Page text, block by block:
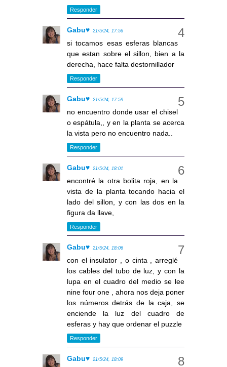
Responder
Gabu♥ 21/5/24, 17:56
si tocamos esas esferas blancas
que estan sobre el sillon, bien a la
derecha, hace falta destornillador
Responder
Gabu♥ 21/5/24, 17:59
no encuentro donde usar el chisel
o espátula,, y en la planta se acerca
la vista pero no encuentro nada..
Responder
Gabu♥ 21/5/24, 18:01
encontré la otra bolita roja, en la
vista de la planta tocando hacia el
lado del sillon, y con las dos en la
figura da llave,
Responder
Gabu♥ 21/5/24, 18:06
con el insulator , o cinta , arreglé
los cables del tubo de luz, y con la
lupa en el cuadro del medio se lee
nine four one , ahora nos deja poner
los números detrás de la caja, se
enciende la luz del cuadro de
esferas y hay que ordenar el puzzle
Responder
Gabu♥ 21/5/24, 18:09